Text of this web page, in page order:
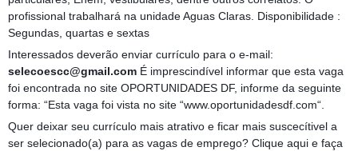
profissional trabalhará na unidade Aguas Claras. Disponibilidade :
Segundas, quartas e sextas
Interessados deverão enviar currículo para o e-mail:
selecoescc@gmail.com É imprescindível informar que esta vaga
foi encontrada no site OPORTUNIDADES DF, informe da seguinte
forma: “Esta vaga foi vista no site “www.oportunidadesdf.com“.
Quer deixar seu currículo mais atrativo e ficar mais suscecítivel a
ser selecionado(a) para as vagas de emprego? Clique aqui e faça